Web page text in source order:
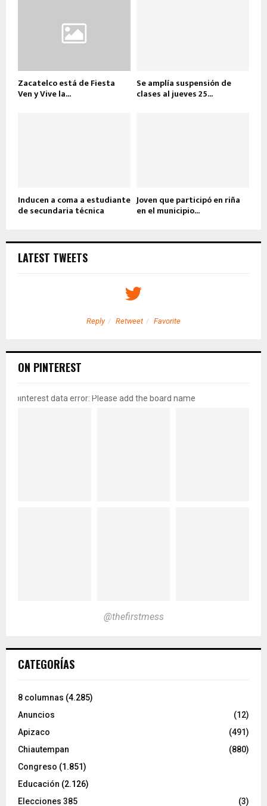
Zacatelco está de Fiesta
Ven y Vive la...
Se amplía suspensión de
clases al jueves 25...
Inducen a coma a estudiante
de secundaria técnica
Joven que participó en riña
en el municipio...
LATEST TWEETS
Reply Retweet Favorite
ON PINTEREST
pinterest data error: Please add the board name
@thefirstmess
CATEGORÍAS
8 columnas (4.285)
Anuncios
(12)
Apizaco
(491)
Chiautempan
(880)
Congreso (1.851)
Educación (2.126)
Elecciones 385
(3)